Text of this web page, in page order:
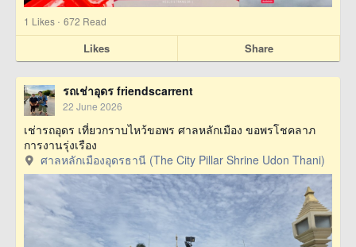
1 Likes · 672 Read
Likes Share
รถเช่าอุดร friendscarrent
22 June 2026
เช่ารถอุดร เที่ยวกราบไหว้ขอพร ศาลหลักเมือง ขอพรโชคลาภ
การงานรุ่งเรือง
ศาลหลักเมืองอุดรธานี (The City Pillar Shrine Udon Thani)